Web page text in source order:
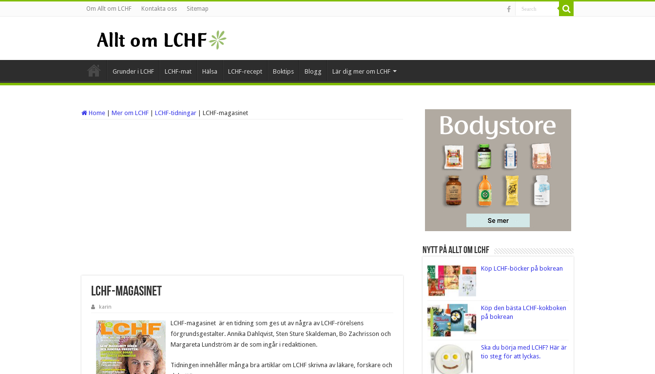
Om Allt om LCHF Kontakta oss Sitemap
Grunder i LCHF LCHF-mat Hälsa LCHF-recept Boktips Blogg Lär dig mer om LCHF
Home Mer om LCHF LCHF-tidningar LCHF-magasinet
LCHF-magasinet
karin
LCHF-magasinet är en tidning som ges ut av några av LCHF-rörelsens
förgrundsgestalter. Annika Dahlqvist, Sten Sture Skaldeman, Bo Zachrisson och
Margareta Lundström är de som ingår i redaktionen.
Tidningen innehåller många bra artiklar om LCHF skrivna av läkare, forskare och
Nytt på Allt om LCHF
Köp LCHF-böcker på bokrean
Köp den bästa LCHF-kokboken
på bokrean
Ska du börja med LCHF? Här är
tio steg för att lyckas.